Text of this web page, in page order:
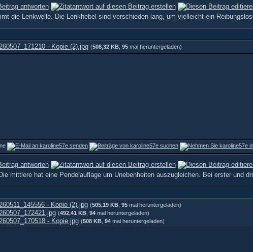
die Lenkwelle. Die Lenkhebel sind verschieden lang, um vielleicht ein
- Kopie (2).jpg (508,32 KB 95 mal heruntergeladen)
mittlere hat eine Pendelauflage um Unebenheiten auszugleichen. Bei erster und
- Kopie (2).jpg (505,19 KB 95 mal heruntergeladen)
(492,41 KB 94 mal heruntergeladen)
- Kopie.jpg (508 KB 94 mal heruntergeladen)